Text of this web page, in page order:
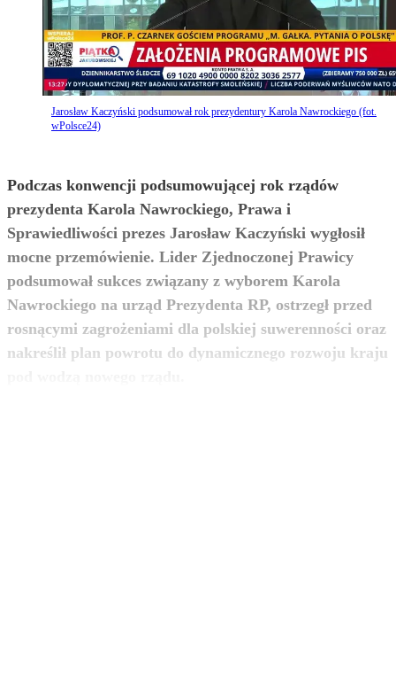
Jarosław Kaczyński podsumował rok prezydentury Karola Nawrockiego (fot.
wPolsce24)
Podczas konwencji podsumowującej rok rządów
prezydenta Karola Nawrockiego, Prawa i
Sprawiedliwości prezes Jarosław Kaczyński wygłosił
mocne przemówienie. Lider Zjednoczonej Prawicy
podsumował sukces związany z wyborem Karola
Nawrockiego na urząd Prezydenta RP, ostrzegł przed
rosnącymi zagrożeniami dla polskiej suwerenności oraz
nakreślił plan powrotu do dynamicznego rozwoju kraju
zobacz więcej